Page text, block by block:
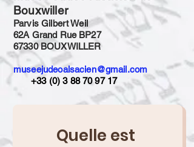
Bouxwiller
Parvis Gilbert Weil
62A Grand Rue BP27
67330 BOUXWILLER
museejudeoalsacien@gmail.com
+33 (0) 3 88 70 97 17
Quelle est